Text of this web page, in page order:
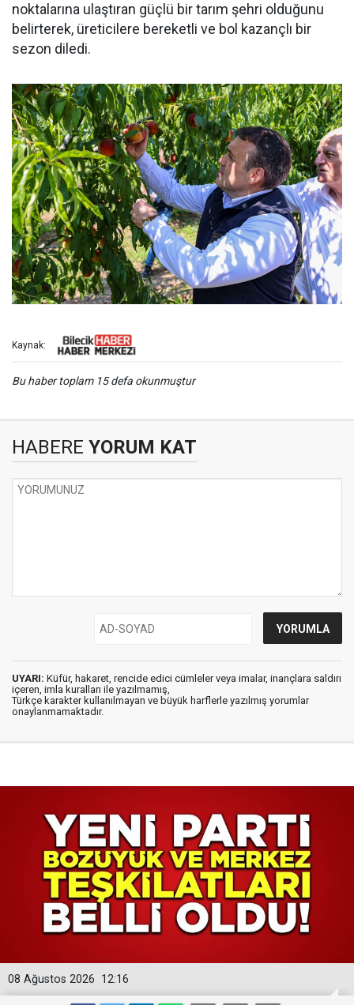
noktalarına ulaştıran güçlü bir tarım şehri olduğunu
belirterek, üreticilere bereketli ve bol kazançlı bir
sezon diledi.
Kaynak:
Bu haber toplam 15 defa okunmuştur
HABERE YORUM KAT
UYARI: Küfür, hakaret, rencide edici cümleler veya imalar, inançlara saldırı
içeren, imla kuralları ile yazılmamış,
Türkçe karakter kullanılmayan ve büyük harflerle yazılmış yorumlar
onaylanmamaktadır.
12:16
08 Ağustos 2026